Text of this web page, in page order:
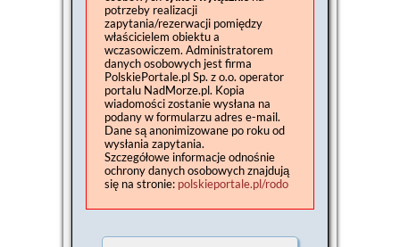
potrzeby realizacji
zapytania/rezerwacji pomiędzy
właścicielem obiektu a
wczasowiczem. Administratorem
danych osobowych jest firma
PolskiePortale.pl Sp. z o.o. operator
portalu NadMorze.pl. Kopia
wiadomości zostanie wysłana na
podany w formularzu adres e-mail.
Dane są anonimizowane po roku od
wysłania zapytania.
Szczegółowe informacje odnośnie
ochrony danych osobowych znajdują
się na stronie: polskieportale.pl/rodo